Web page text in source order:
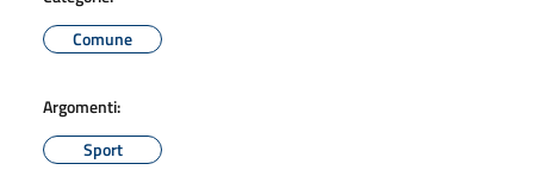
Comune
Argomenti:
Sport